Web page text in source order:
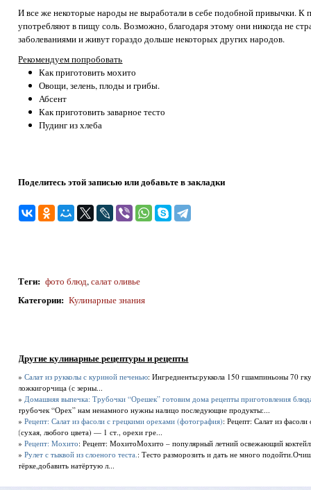
И все же некоторые народы не выработали в себе подобной привычки. К
употребляют в пищу соль. Возможно, благодаря этому они никогда не
заболеваниями и живут гораздо дольше некоторых других народов.
Рекомендуем попробовать
Как приготовить мохито
Овощи, зелень, плоды и грибы.
Абсент
Как приготовить заварное тесто
Пудинг из хлеба
Поделитесь этой записью или добавьте в закладки
Теги: фото блюд,салат оливье
Категории: Кулинарные знания
Другие кулинарные рецептуры и рецепты
»Салат из рукколы с куриной печенью: Ингредиенты:руккола 150 гшампиньоны 70
ложкигорчица (с зерны...
»Домашняя выпечка: Трубочки “Орешек” готовим дома рецепты приготовления
трубочек “Орех” нам ненамного нужны налицо последующие продукты:...
»Рецепт: Салат из фасоли с грецкими орехами (фотография): Рецепт: Салат из
(сухая, любого цвета) — 1 ст., орехи гре...
»Рецепт: Мохито: Рецепт: МохитоМохито – популярный летний освежающий
»Рулет с тыквой из слоеного теста.: Тесто разморозить и дать не много
тёрке,добавить натёртую л...